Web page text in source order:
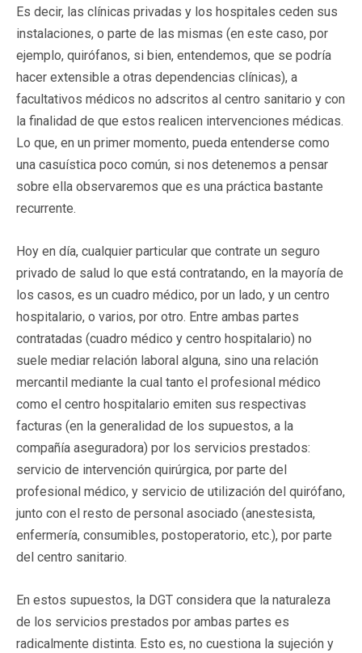
Es decir, las clínicas privadas y los hospitales ceden sus
instalaciones, o parte de las mismas (en este caso, por
ejemplo, quirófanos, si bien, entendemos, que se podría
hacer extensible a otras dependencias clínicas), a
facultativos médicos no adscritos al centro sanitario y con
la finalidad de que estos realicen intervenciones médicas.
Lo que, en un primer momento, pueda entenderse como
una casuística poco común, si nos detenemos a pensar
sobre ella observaremos que es una práctica bastante
recurrente.
Hoy en día, cualquier particular que contrate un seguro
privado de salud lo que está contratando, en la mayoría de
los casos, es un cuadro médico, por un lado, y un centro
hospitalario, o varios, por otro. Entre ambas partes
contratadas (cuadro médico y centro hospitalario) no
suele mediar relación laboral alguna, sino una relación
mercantil mediante la cual tanto el profesional médico
como el centro hospitalario emiten sus respectivas
facturas (en la generalidad de los supuestos, a la
compañía aseguradora) por los servicios prestados:
servicio de intervención quirúrgica, por parte del
profesional médico, y servicio de utilización del quirófano,
junto con el resto de personal asociado (anestesista,
enfermería, consumibles, postoperatorio, etc.), por parte
del centro sanitario.
En estos supuestos, la DGT considera que la naturaleza
de los servicios prestados por ambas partes es
radicalmente distinta. Esto es, no cuestiona la sujeción y